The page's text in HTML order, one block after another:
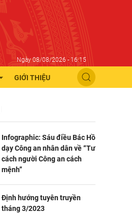
Ngày 08/08/2026 - 16:15
GIỚI THIỆU
Infographic: Sáu điều Bác Hồ
dạy Công an nhân dân về “Tư
cách người Công an cách
mệnh”
Định hướng tuyên truyền
tháng 3/2023